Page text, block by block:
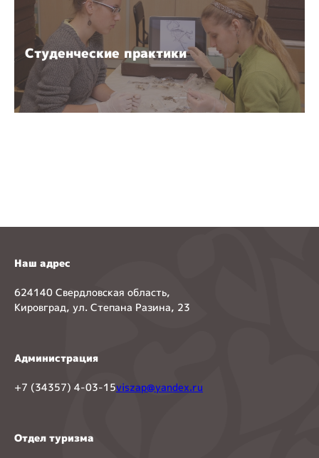
Студенческие практики
Наш адрес
624140 Свердловская область,
Кировград, ул. Степана Разина, 23
Администрация
+7 (34357) 4-03-15viszap@yandex.ru
Отдел туризма